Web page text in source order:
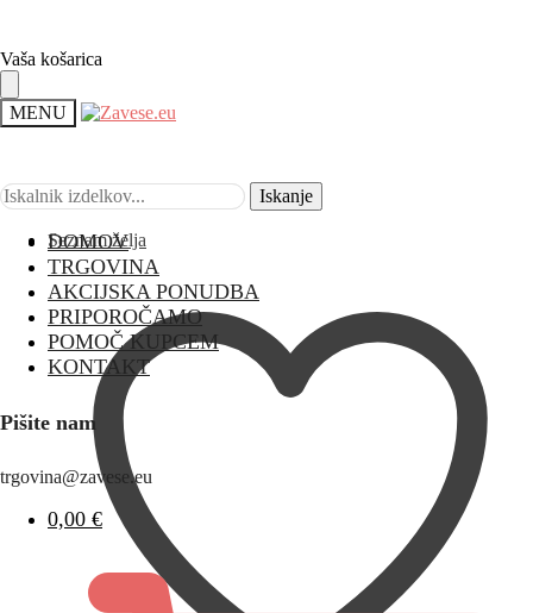
Vaša košarica
MENU
Iskanje
Seznam želja
Iskanje
DOMOV
TRGOVINA
AKCIJSKA PONUDBA
PRIPOROČAMO
POMOČ KUPCEM
KONTAKT
Pišite nam
trgovina@zavese.eu
0,00 €